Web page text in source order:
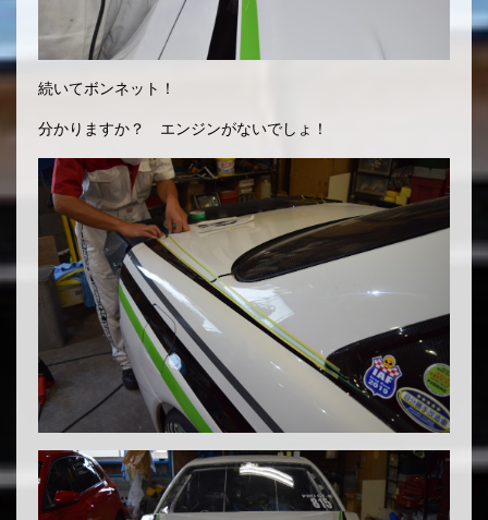
続いてボンネット！
分かりますか？ エンジンがないでしょ！